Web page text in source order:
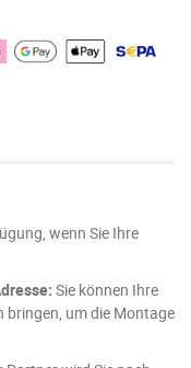
wenn Sie Ihre
Sie können Ihre
bringen, um die Montage